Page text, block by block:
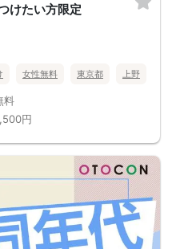
けたい方限定
女性無料 東京都 上野
料
円